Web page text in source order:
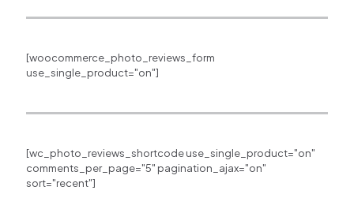
[woocommerce_photo_reviews_form
use_single_product="on"]
[wc_photo_reviews_shortcode use_single_product="on"
comments_per_page="5" pagination_ajax="on"
sort="recent"]